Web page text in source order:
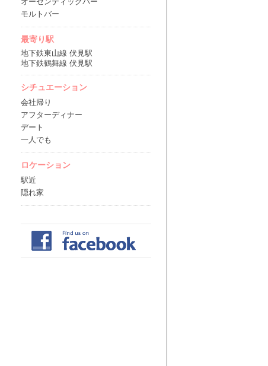
オーセンティックバー
モルトバー
最寄り駅
地下鉄東山線 伏見駅
地下鉄鶴舞線 伏見駅
シチュエーション
会社帰り
アフターディナー
デート
一人でも
ロケーション
駅近
隠れ家